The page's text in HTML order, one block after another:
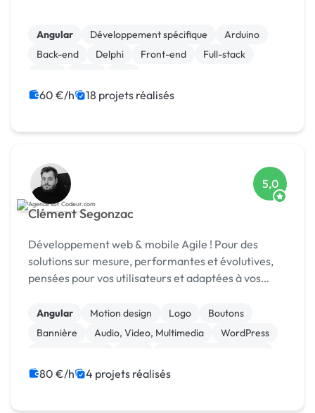
Angular Développement spécifique
Arduino
Back-end
Delphi Front-end
Full-stack
60 €/h 18 projets réalisés
Clément Segonzac
5,0
Développement web & mobile Agile ! Pour des
solutions sur mesure, performantes et évolutives,
pensées pour vos utilisateurs et adaptées à vos
Angular Motion design Logo
Boutons
Bannière
Audio, Video, Multimedia
WordPress
80 €/h 4 projets réalisés